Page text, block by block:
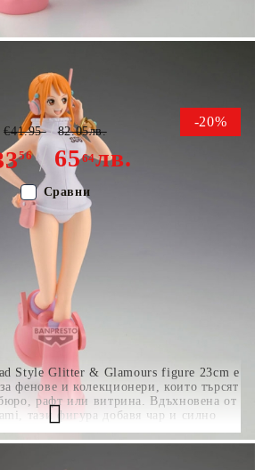
Фигурка - Nami
-20%
56 6564лв.
€41.95 82.05лв.
Style Glitter & Glamours figure 23cm е
фенове и колекционери, които търсят
рафт или витрина. Вдъхновена от
тази фигура добавя чар и силно
Piece колекция.Детайлен figure
витрина и рафт чудесна за бюро и
Сравни